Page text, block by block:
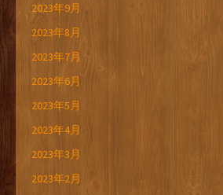
2023年9月
2023年8月
2023年7月
2023年6月
2023年5月
2023年4月
2023年3月
2023年2月